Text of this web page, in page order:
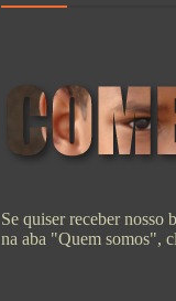
Se quiser receber nosso
na aba "Quem somos",